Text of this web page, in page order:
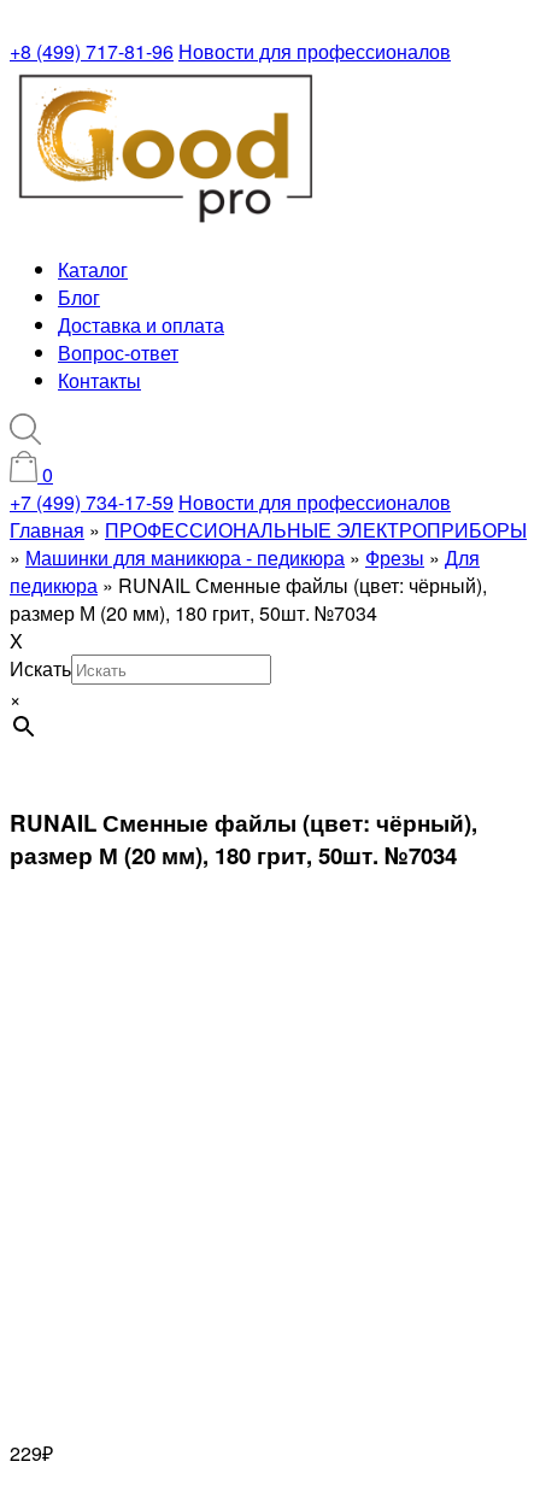
+8 (499) 717-81-96 Новости для профессионалов
Каталог
Блог
Доставка и оплата
Вопрос-ответ
Контакты
0
+7 (499) 734-17-59 Новости для профессионалов
Главная » ПРОФЕССИОНАЛЬНЫЕ ЭЛЕКТРОПРИБОРЫ
» Машинки для маникюра - педикюра » Фрезы » Для
педикюра » RUNAIL Сменные файлы (цвет: чёрный),
размер М (20 мм), 180 грит, 50шт. №7034
X
Искать
×
RUNAIL Сменные файлы (цвет: чёрный),
размер М (20 мм), 180 грит, 50шт. №7034
229₽